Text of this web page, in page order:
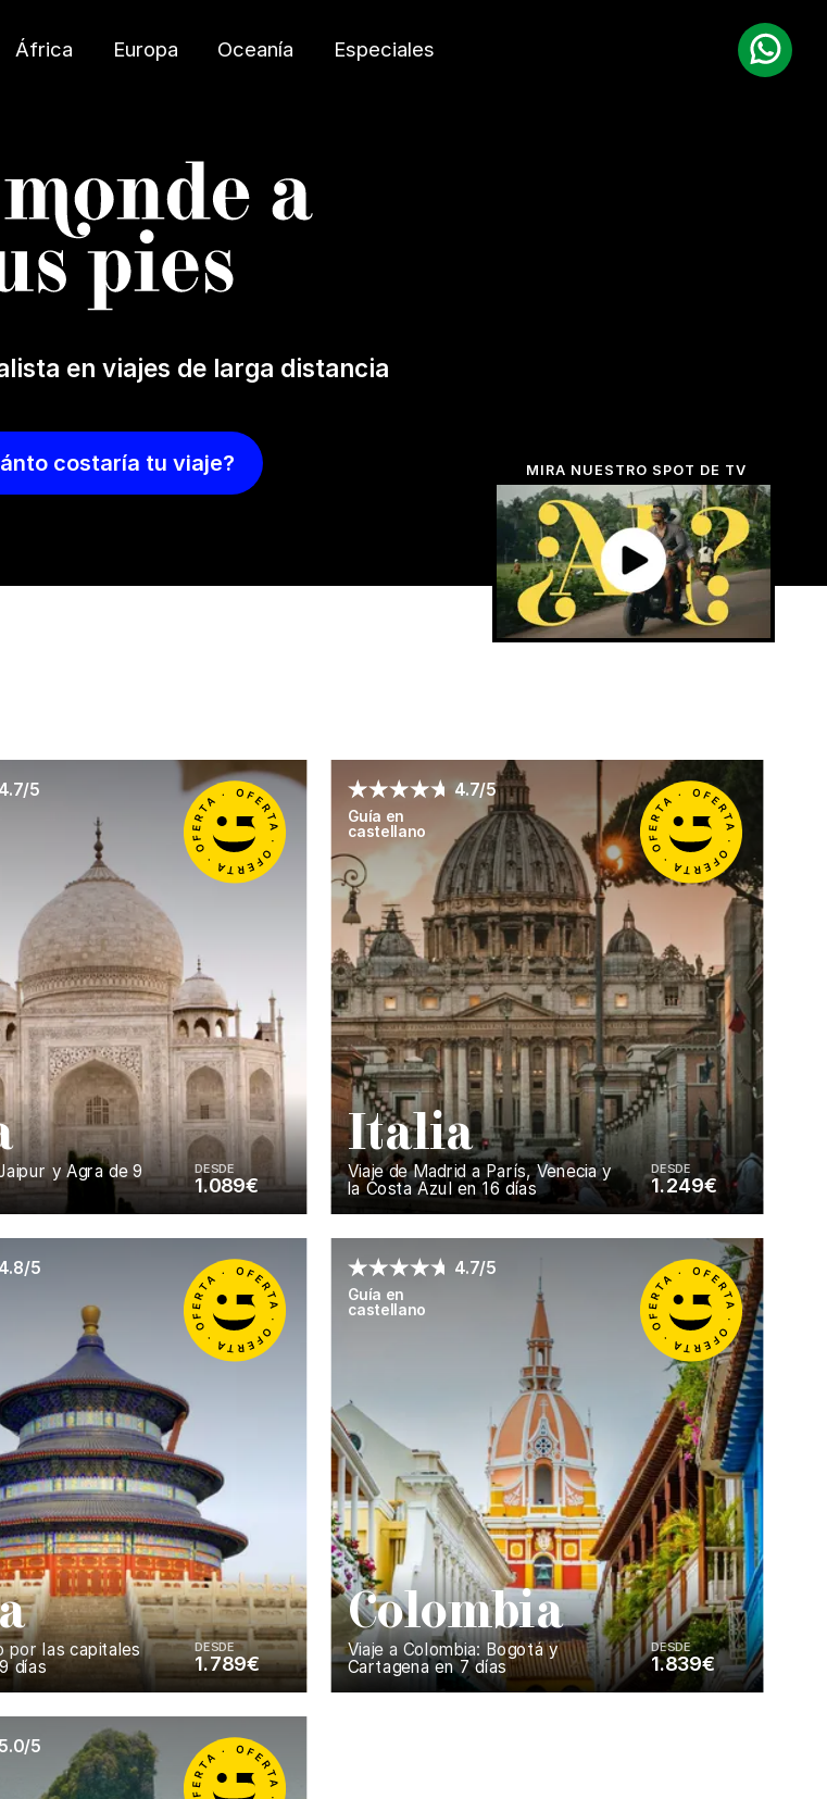
África Europa Oceanía Especiales
en viajes de larga distancia
costaría tu viaje? MIRA NUESTRO SPOT DE TV
4.7/5
y Agra de 9
DESDE
1.089€
4.7/5
Guía en
castellano
Italia
Viaje de Madrid a París, Venecia y
la Costa Azul en 16 días
DESDE
1.249€
Enséñame más...
4.8/5
por las capitales
días
DESDE
1.789€
4.7/5
Guía en
castellano
Colombia
Viaje a Colombia: Bogotá y
Cartagena en 7 días
DESDE
1.839€
5.0/5